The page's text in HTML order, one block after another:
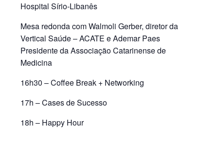
Hospital Sírio-Libanês
Mesa redonda com Walmoli Gerber, diretor da
Vertical Saúde – ACATE e Ademar Paes
Presidente da Associação Catarinense de
Medicina
16h30 – Coffee Break + Networking
17h – Cases de Sucesso
18h – Happy Hour